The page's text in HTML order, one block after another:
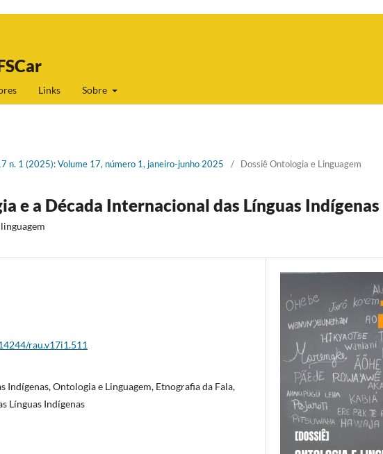
Links Sobre
n. 1 (2025): Volume 17, número 1, janeiro-junho 2025 / Dossiê Ontologia e Linguagem
e a Década Internacional das Línguas Indígenas
rau.v17i1.511
Indígenas, Ontologia e Linguagem, Etnografia da Fala,
Línguas Indígenas